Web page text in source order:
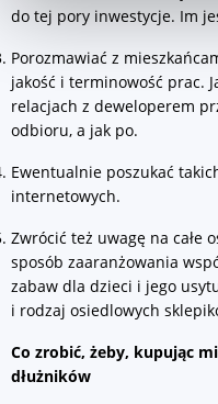
do tej pory inwestycje. Im
Porozmawiać z
jakość i terminowość prac.
relacjach z deweloperem
odbioru, a jak po.
Ewentualnie poszukać
internetowych.
Zwrócić też uwagę na całe
sposób zaaranżowania
zabaw dla dzieci i jego
i rodzaj osiedlowych
Co zrobić, żeby, kupując
dłużników